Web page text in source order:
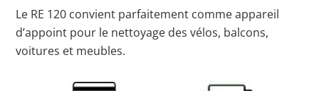
Le RE 120 convient parfaitement comme appareil
d’appoint pour le nettoyage des vélos, balcons,
voitures et meubles.